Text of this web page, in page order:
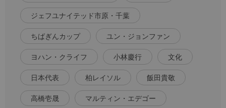
ジェフユナイテッド市原・千葉
ちばぎんカップ ユン・ジョンファン
ヨハン・クライフ 小林慶行 文化
日本代表 柏レイソル 飯田貴敬
高橋壱晟 マルティン・エデゴー